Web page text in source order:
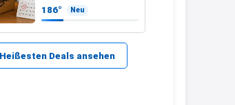
Bestellungen
müsst Ihr schneller
handeln
186° Neu
Heißesten Deals ansehen
Bei EDEKA
↩